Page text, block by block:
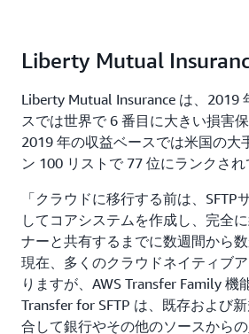
Liberty Mutual
Liberty Mutual Insurance は、2019
スでは世界で 6 番目に大きい損害保
2019 年の収益ベースでは米国の大
ン 100 リストで 77 位にランクされ
「クラウドに移行する前は、SFTP
してコアシステムを作成し、完全
ナーと共有するまでに数週間から数
現在、多くのクラウドネイティブ
りますが、AWS Transfer Family 機
Transfer for SFTP は、既存および
合して銀行やその他のソースから